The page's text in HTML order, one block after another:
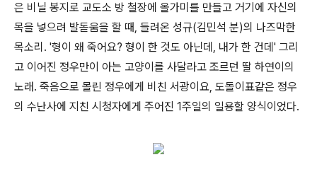
은 비닐 봉지로 교도소 방 철장에 올가미를 만들고 거기에 자신의
목을 넣으려 발돋움을 할 때, 들려온 성규(김민석 분)의 나즈막한
목소리. '형이 왜 죽어요? 형이 한 것도 아닌데, 내가 한 건데' 그리
고 이어진 정우만이 아는 고양이를 사달라고 조르던 딸 하연이의
노래. 죽음으로 몰린 정우에게 비친 서광이요, 도돌이표같은 정우
의 수난사에 지친 시청자에게 주어진 1주일의 일용할 양식이었다.